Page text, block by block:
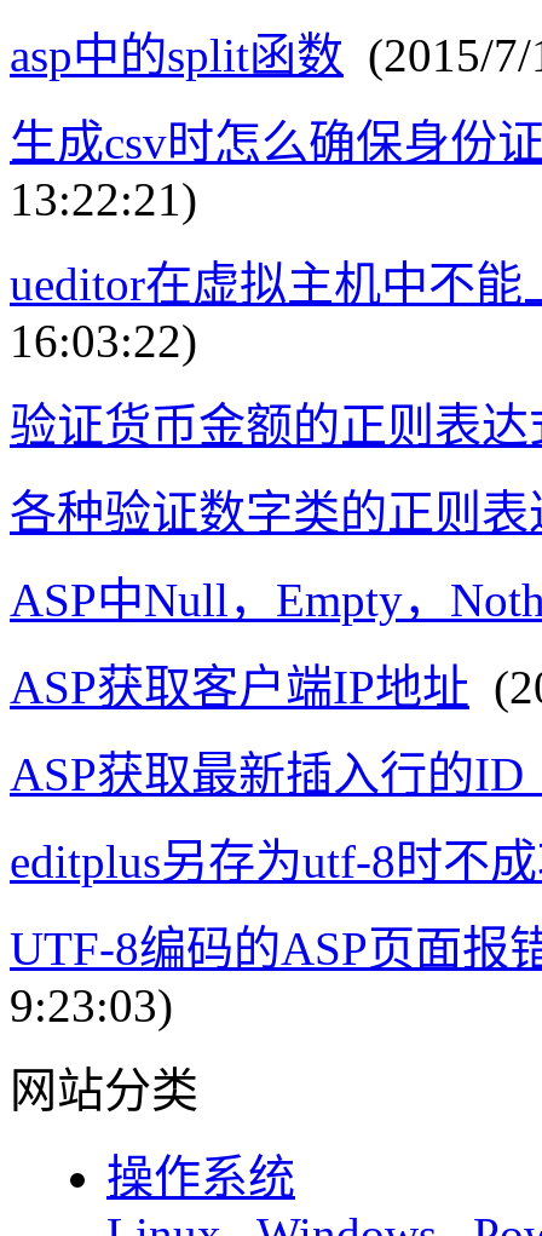
asp中的split函数 (2015/
生成csv时怎么确保身份
13:22:21)
ueditor在虚拟主机中不
16:03:22)
验证货币金额的正则表达
各种验证数字类的正则表
ASP中Null，Empty，
ASP获取客户端IP地址
ASP获取最新插入行的ID
editplus另存为utf-8时不
UTF-8编码的ASP页面报
9:23:03)
网站分类
操作系统